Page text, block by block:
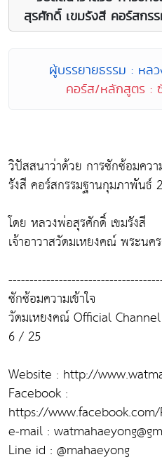
สุรศักดิ์ เขมรังสี คอร์สกร
ผู้บรรยายธรรม : หล
คอร์ส/หลักสูตร :
วิปัสสนาว่าด้วย การซักซ้อมคว
รังสี คอร์สกรรมฐานกุมภาพันธ์
โดย หลวงพ่อสุรศักดิ์ เขมรังสี
เจ้าอาวาสวัดมเหยงคณ์ พระนค
ซักซ้อมความเข้าใจ
วัดมเหยงคณ์ Official Channel
6 / 25
Website : http://
Facebook :
https://www.facebook.com/
e-mail :
Line id : @mahaeyong